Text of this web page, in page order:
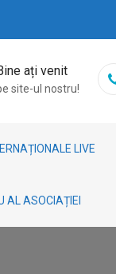
ați venit
site-ul nostru!
LIVE
AL ASOCIAȚIEI